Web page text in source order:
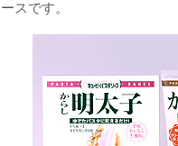
ースです。